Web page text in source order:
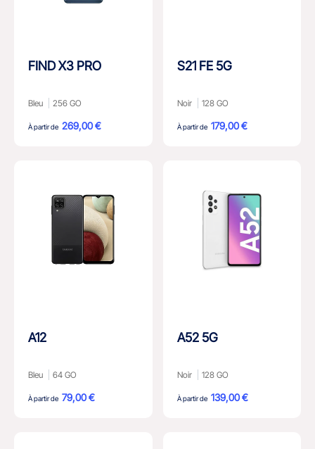
FIND X3 PRO
Bleu 256 GO
À partir de 269,00 €
S21 FE 5G
Noir 128 GO
À partir de 179,00 €
A12
Bleu 64 GO
À partir de 79,00 €
A52 5G
Noir 128 GO
À partir de 139,00 €